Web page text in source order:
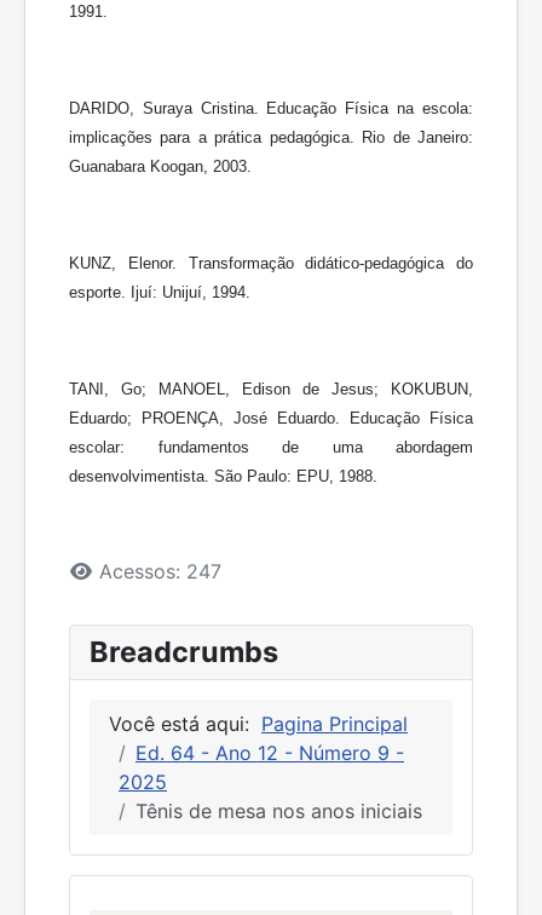
1991.
DARIDO, Suraya Cristina. Educação Física na escola:
implicações para a prática pedagógica. Rio de Janeiro:
Guanabara Koogan, 2003.
KUNZ, Elenor. Transformação didático-pedagógica do
esporte. Ijuí: Unijuí, 1994.
TANI, Go; MANOEL, Edison de Jesus; KOKUBUN,
Eduardo; PROENÇA, José Eduardo. Educação Física
escolar: fundamentos de uma abordagem
desenvolvimentista. São Paulo: EPU, 1988.
Detalhes
Acessos: 247
Breadcrumbs
Você está aqui: Pagina Principal
Ed. 64 - Ano 12 - Número 9 -
2025
Tênis de mesa nos anos iniciais